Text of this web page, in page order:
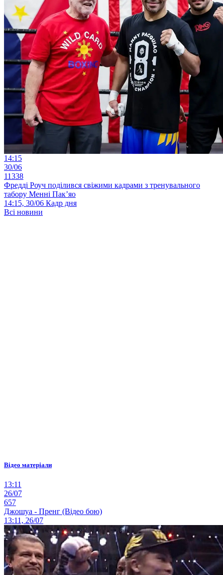
14:15
30/06
11338
Фредді Роуч поділився свіжими кадрами з тренувального
табору Менні Пак’яо
14:15, 30/06 Кадр дня
Всі новини
Відео матеріали
13:11
26/07
657
Джошуа - Пренг (Відео бою)
13:11, 26/07